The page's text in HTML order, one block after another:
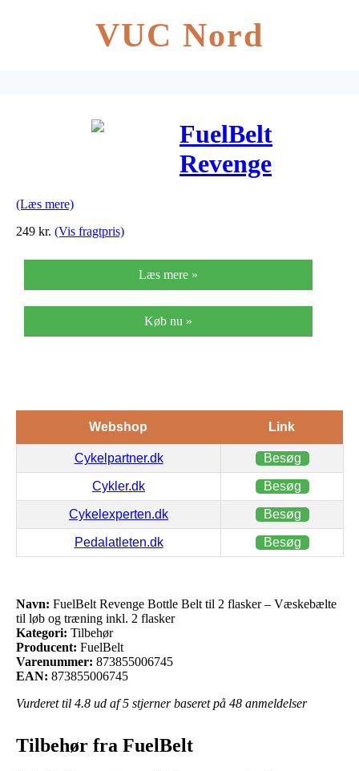
VUC Nord
FuelBelt
Revenge
Væskebælte til
løb og træning
inkl. 2 flasker
(Læs mere)
249 kr. (Vis fragtpris)
Læs mere »
Køb nu »
Webshop Link
Cykelpartner.dk Besøg
Cykler.dk Besøg
Cykelexperten.dk Besøg
Pedalatleten.dk Besøg
Navn: FuelBelt Revenge Bottle Belt til 2 flasker – Væskebælte
til løb og træning inkl. 2 flasker
Kategori: Tilbehør
Producent: FuelBelt
Varenummer: 873855006745
EAN: 873855006745
Vurderet til 4.8 ud af 5 stjerner baseret på 48 anmeldelser
Tilbehør fra FuelBelt